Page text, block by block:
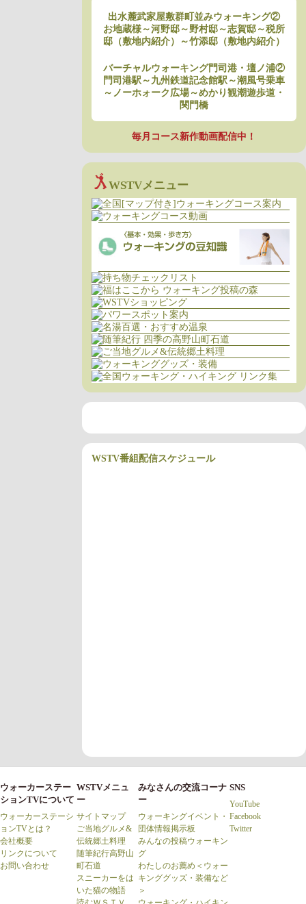
出水麓武家屋敷群町並みウォーキング②
お地蔵様～河野邸～野村邸～志賀邸～税所
邸（敷地内紹介）～竹添邸（敷地内紹介）
バーチャルウォーキング門司港・壇ノ浦②
門司港駅～九州鉄道記念館駅～潮風号乗車
～ノーホォーク広場～めかり観潮遊歩道・
関門橋
毎月コース新作動画配信中！
WSTVメニュー
WSTV番組配信スケジュール
ウォーカーステー
ションTVについて
ウォーカーステーシ
ョンTVとは？
会社概要
リンクについて
お問い合わせ
WSTVメニュ
ー
サイトマップ
ご当地グルメ&
伝統郷土料理
随筆紀行高野山
町石道
スニーカーをは
いた猫の物語
みなさんの交流コーナ
ー
ウォーキングイベント・
団体情報掲示板
みんなの投稿ウォーキン
グ
わたしのお薦め＜ウォー
キンググッズ・装備など
＞
SNS
YouTube
Facebook
Twitter